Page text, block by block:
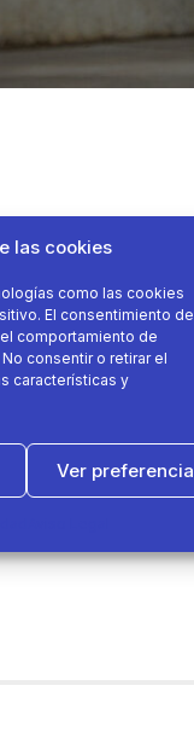
las cookies
como las cookies
El consentimiento de
comportamiento de
consentir o retirar el
características y
Ver